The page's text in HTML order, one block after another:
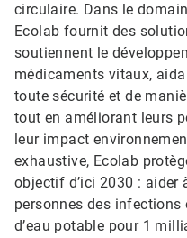
circulaire. Dans le
Ecolab fournit des
soutiennent le
médicaments vitaux,
toute sécurité et de
tout en améliorant leurs
leur impact
exhaustive, Ecolab
objectif d’ici 2030 : aider
personnes des
d’eau potable pour 1